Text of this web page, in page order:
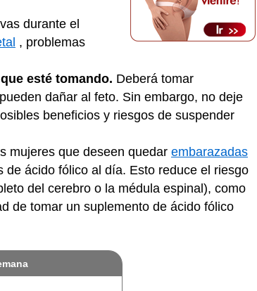
durante el
, problemas
esté tomando. Deberá tomar
dañar al feto. Sin embargo, no deje
beneficios y riesgos de suspender
mujeres que deseen quedar embarazadas
ácido fólico al día. Esto reduce el riesgo
del cerebro o la médula espinal), como
de tomar un suplemento de ácido fólico